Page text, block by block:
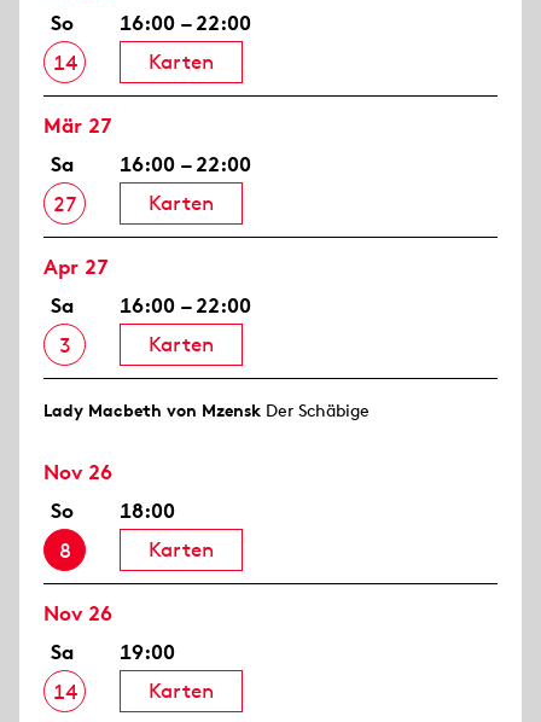
So
14
16:00 – 22:00
Karten
Mär 27
Sa
27
16:00 – 22:00
Karten
Apr 27
Sa
3
16:00 – 22:00
Karten
Lady Macbeth von Mzensk Der Schäbige
Nov 26
So
8
18:00
Karten
Nov 26
Sa
14
19:00
Karten